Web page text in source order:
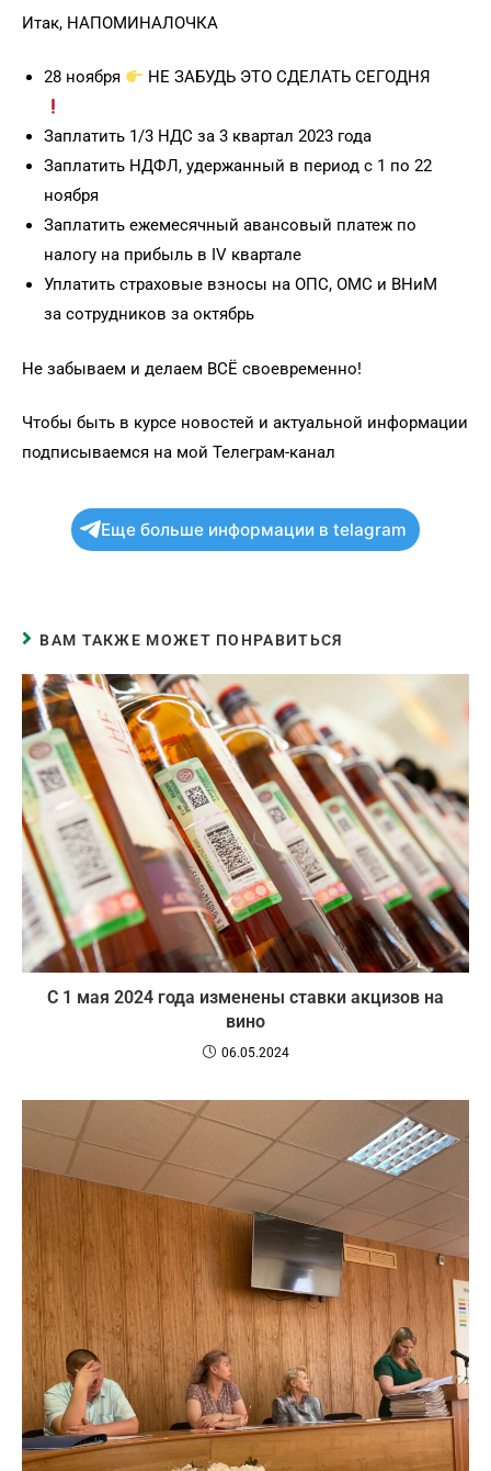
Итак, НАПОМИНАЛОЧКА
28 ноября НЕ ЗАБУДЬ ЭТО СДЕЛАТЬ СЕГОДНЯ
Заплатить 1/3 НДС за 3 квартал 2023 года
Заплатить НДФЛ, удержанный в период с 1 по 22
ноября
Заплатить ежемесячный авансовый платеж по
налогу на прибыль в IV квартале
Уплатить страховые взносы на ОПС, ОМС и ВНиМ
за сотрудников за октябрь
Не забываем и делаем ВСЁ своевременно!
Чтобы быть в курсе новостей и актуальной информации
подписываемся на мой Телеграм-канал
Еще больше информации в telagram
ВАМ ТАКЖЕ МОЖЕТ ПОНРАВИТЬСЯ
С 1 мая 2024 года изменены ставки акцизов на
вино
06.05.2024